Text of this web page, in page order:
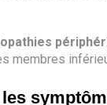
membres